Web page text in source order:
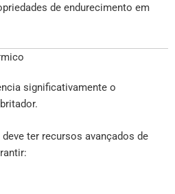
de endurecimento em
significativamente o
ter recursos avançados de